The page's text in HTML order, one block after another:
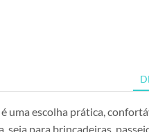
é uma escolha prática,
seja para brincadeiras,